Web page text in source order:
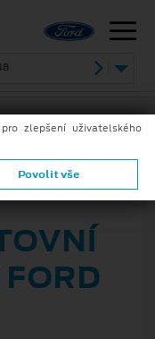
zlepšení uživatelského
Povolit vše